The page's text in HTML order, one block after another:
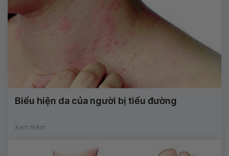
Biểu hiện da của người bị tiểu đường
Xem thêm